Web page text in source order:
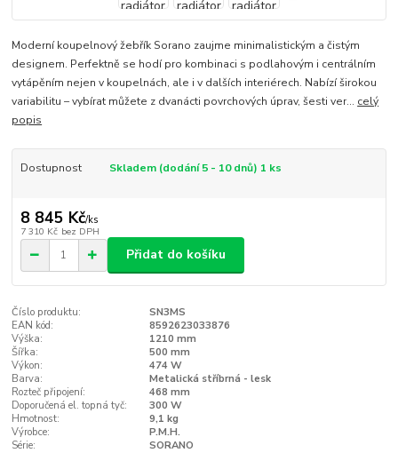
Moderní koupelnový žebřík Sorano zaujme minimalistickým a čistým
designem. Perfektně se hodí pro kombinaci s podlahovým i centrálním
vytápěním nejen v koupelnách, ale i v dalších interiérech. Nabízí širokou
variabilitu – vybírat můžete z dvanácti povrchových úprav, šesti ver... celý
popis
Dostupnost Skladem (dodání 5 - 10 dnů) 1 ks
8 845 Kč/ks
7 310 Kč bez DPH
Přidat do košíku
Číslo produktu:
SN3MS
EAN kód:
8592623033876
Výška:
1210 mm
Šířka:
500 mm
Výkon:
474 W
Barva:
Metalická stříbrná - lesk
Rozteč připojení:
468 mm
Doporučená el. topná tyč:
300 W
Hmotnost:
9,1 kg
Výrobce:
P.M.H.
Série:
SORANO